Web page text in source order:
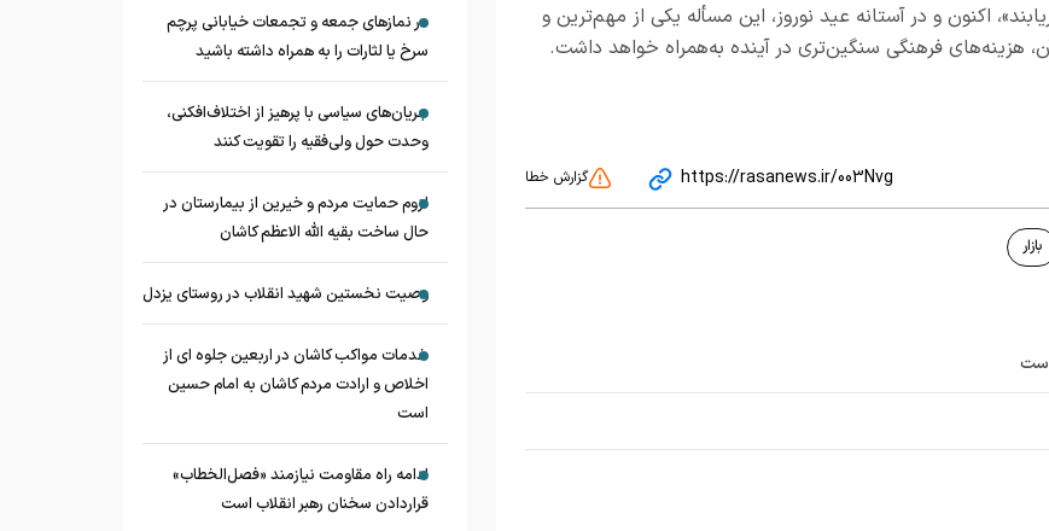
اکنون و در آستانه عید نوروز، این مسأله یکی از مهم‌ترین و
هزینه‌های فرهنگی سنگین‌تری در آینده به‌همراه خواهد داشت.
https://rasanews.ir/003Nvg گزارش خطا
بازار
در نماز‌های جمعه و تجمعات خیابانی پرچم
سرخ یا لثارات را به همراه داشته باشید
جریان‌های سیاسی با پرهیز از اختلاف‌افکنی،
وحدت حول ولی‌فقیه را تقویت کنند
لزوم حمایت مردم و خیرین از بیمارستان در
حال ساخت بقیه الله الاعظم کاشان
وصیت نخستین شهید انقلاب در روستای یزدل
خدمات مواکب کاشان در اربعین جلوه ای از
اخلاص و ارادت مردم کاشان به امام حسین
است
ادامه راه مقاومت نیازمند «فصل‌الخطاب»
قراردادن سخنان رهبر انقلاب است